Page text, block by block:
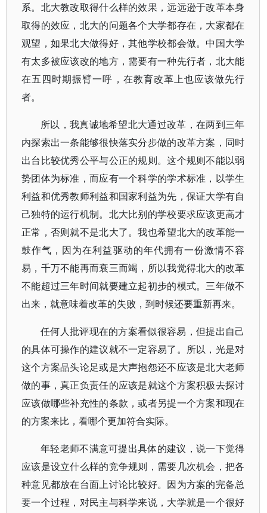
系。北大教改取得什么样的效果，远远逊于改革本身
取得的效应，北大的问题各个大学都存在，大家都在
观望，如果北大做得好，其他学校都会做。中国大学
有太多被应该改的地方，需要有一种先行者，北大能
在五四时期振臂一呼，在教育改革上也应该做先行
者。
所以，我真诚地希望北大通过改革，在两到三年
内探索出一条能够很快落实分步做的改革方案，同时
出台比较优秀公平与公正的规则。这个规则不能以弱
势团体为标准，而应有一个科学的学术标准，以学生
利益和优秀教师利益和国家利益为先，保证大学有自
己独特的运行机制。北大比别的学校要求应该更高才
正常，否则就不是北大了。我也希望北大的改革能一
鼓作气，因为在利益驱动的年代拥有一份激情不容
易，千万不能再而衰三而竭，所以我觉得北大的改革
不能超过三年时间就要建立起初步的模式。三年做不
出来，就意味着改革的失败，到时候还要重新再来。
任何人批评现在的方案看似很容易，但提出自己
的具体可操作的建议就不一定容易了。所以，光是对
这个方案品头论足或是大声抱怨还不应该是北大老师
做的事，真正负责任的应该是就这个方案积极去探讨
应该做哪些补充性的条款，或者另提一个方案和现在
的方案来比，看哪个更加符合实际。
年轻老师不满意可提出具体的建议，说一下觉得
应该是设立什么样的竞争规则，需要几次机会，把各
种意见都放在台面上讨论比较好。因为方案的完备总
要一个过程，对民主与科学来说，大学就是一个很好